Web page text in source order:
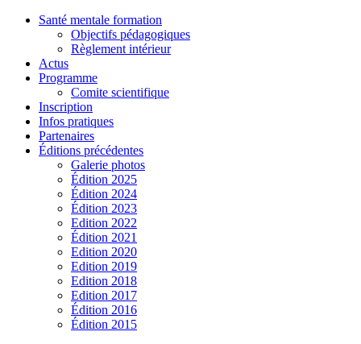
Santé mentale formation
Objectifs pédagogiques
Règlement intérieur
Actus
Programme
Comite scientifique
Inscription
Infos pratiques
Partenaires
Éditions précédentes
Galerie photos
Édition 2025
Édition 2024
Édition 2023
Edition 2022
Édition 2021
Edition 2020
Edition 2019
Edition 2018
Edition 2017
Édition 2016
Édition 2015